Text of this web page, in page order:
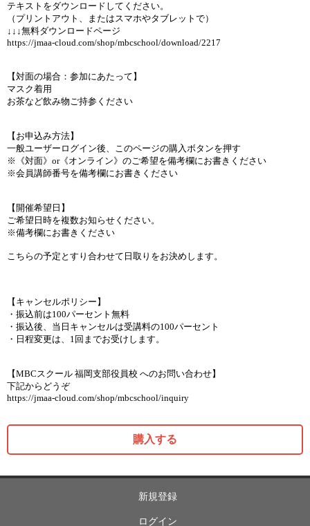
テキストをダウンロードしてください。
（プリントアウト、またはスマホやタブレットで）
↓↓↓無料ダウンロードページ
https://jmaa-cloud.com/shop/mbcschool/download/2217
【対面の場合：参加にあたって】
マスク着用
お茶など飲み物ご持参ください
【お申込み方法】
一般ユーザーログイン後、このページの購入ボタンを押す
※《対面》or《オンライン》のご希望を備考欄にお書きください
※会員講師番号を備考欄にお書きください
【開催希望日】
ご希望日時を複数お知らせください。
※備考欄にお書きください
こちらの予定とすり合わせて日取りをお決めします。
【キャンセルポリシー】
・振込前は100パーセント無料
・振込後、当日キャンセルは受講料の100パーセント
・日程変更は、1回までお受けします。
【MBCスクール 福岡支部役員校 へのお問い合わせ】
下記からどうぞ
https://jmaa-cloud.com/shop/mbcschool/inquiry
購入する
新規登録
ログイン